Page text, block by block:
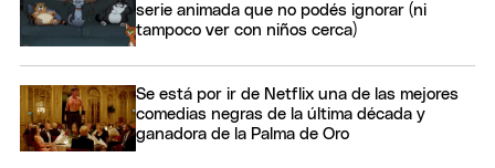
serie animada que no podés ignorar (ni
tampoco ver con niños cerca)
Se está por ir de Netflix una de las mejores
comedias negras de la última década y
ganadora de la Palma de Oro